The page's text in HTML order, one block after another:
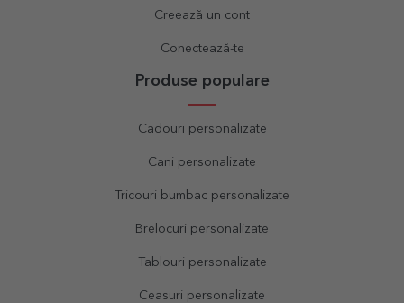
Creează un cont
Conectează-te
Produse populare
Cadouri personalizate
Cani personalizate
Tricouri bumbac personalizate
Brelocuri personalizate
Tablouri personalizate
Ceasuri personalizate